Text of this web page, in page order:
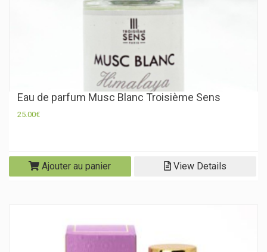
Eau de parfum Musc Blanc Troisième Sens
25.00€
Ajouter au panier View Details